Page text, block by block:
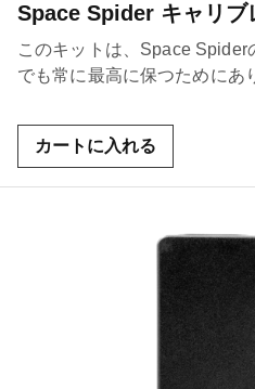
Space Spider キャリブ
このキットは、Space Spider
でも常に最高に保つためにあ
カートに入れる